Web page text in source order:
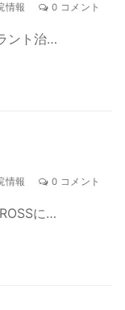
情報 0 コメント
ント治…
情報 0 コメント
に…